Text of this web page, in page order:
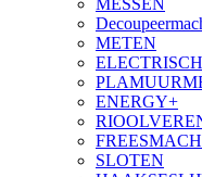
MESSEN
METEN
ENERGY+
SLOTEN